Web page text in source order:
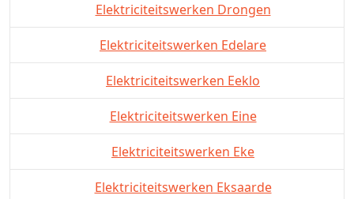
Elektriciteitswerken Drongen
Elektriciteitswerken Edelare
Elektriciteitswerken Eeklo
Elektriciteitswerken Eine
Elektriciteitswerken Eke
Elektriciteitswerken Eksaarde